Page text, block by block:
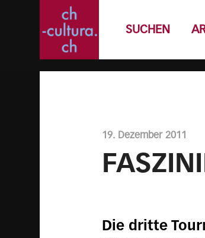
SUCHEN
19. Dezember 2011
Die dritte